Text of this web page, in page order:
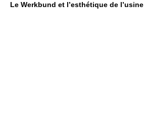
Le Werkbund et l’esthétique de l’usine